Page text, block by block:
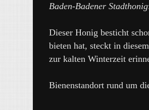
Baden-Badener Stadthonig
Dieser Honig besticht
bieten hat, steckt in
zur kalten Winterzeit
Bienenstandort rund um